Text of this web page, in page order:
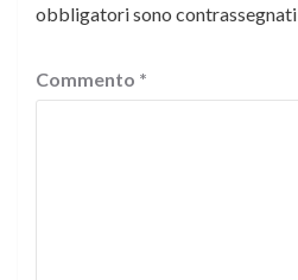
obbligatori sono contrassegnati
Commento *